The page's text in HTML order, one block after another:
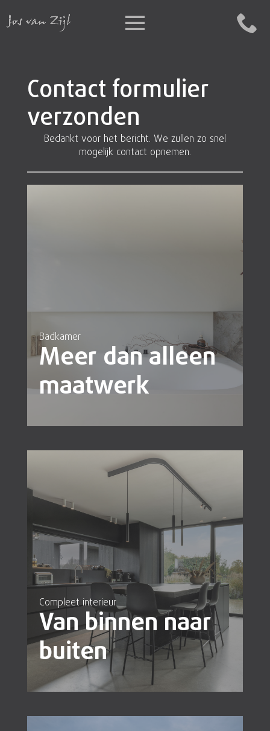
Bekijk alle projecten
Contact formulier
verzonden
Bedankt voor het bericht. We zullen zo snel
mogelijk contact opnemen.
Badkamer
Meer dan alleen
maatwerk
Compleet interieur
Van binnen naar
buiten